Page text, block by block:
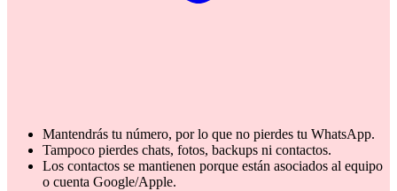
Mantendrás tu número, por lo que no pierdes tu WhatsApp.
Tampoco pierdes chats, fotos, backups ni contactos.
Los contactos se mantienen porque están asociados al equipo
o cuenta Google/Apple.